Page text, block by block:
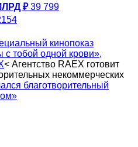
₽ 39 799
кинопоказ
тобой одной крови»,
< Агентство RAEX готовит
некоммерческих
благотворительный